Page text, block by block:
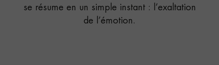
se résume en un simple instant : l’exaltation
de l’émotion.